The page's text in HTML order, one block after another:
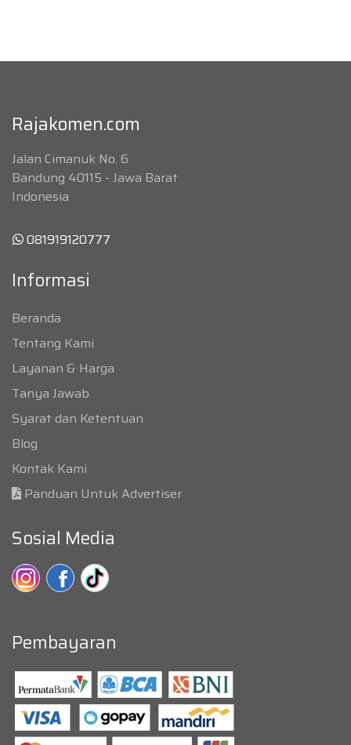
Rajakomen.com
Jalan Cimanuk No. 6
Bandung 40115 - Jawa Barat
Indonesia
081919120777
Informasi
Beranda
Tentang Kami
Layanan & Harga
Tanya Jawab
Syarat dan Ketentuan
Blog
Kontak Kami
Panduan Untuk Advertiser
Sosial Media
Pembayaran